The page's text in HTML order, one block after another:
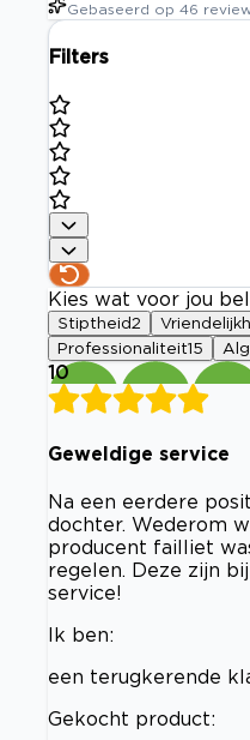
Gebaseerd op 46
Filters
Kies wat voor jou
Stiptheid2
Professionaliteit15
10
Geweldige service
Na een eerdere
dochter. Wederom
producent failliet
regelen. Deze zijn
service!
Ik ben:
een terugkerende
Gekocht product: